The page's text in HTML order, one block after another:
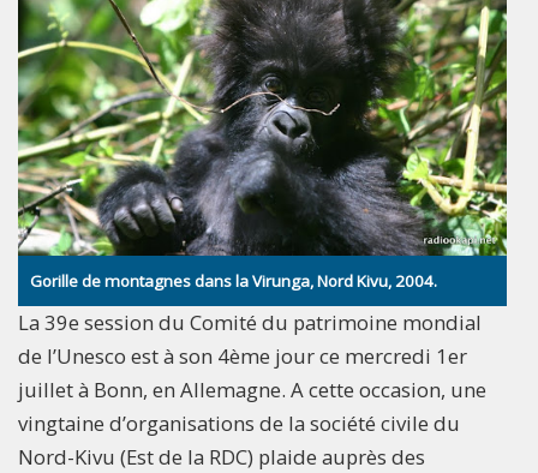
Gorille de montagnes dans la Virunga, Nord Kivu, 2004.
La 39e session du Comité du patrimoine mondial
de l’Unesco est à son 4ème jour ce mercredi 1er
juillet à Bonn, en Allemagne. A cette occasion, une
vingtaine d’organisations de la société civile du
Nord-Kivu (Est de la RDC) plaide auprès des